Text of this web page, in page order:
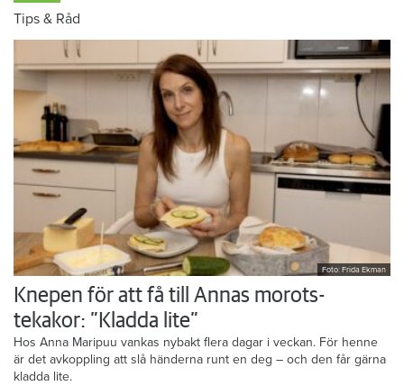
Tips & Råd
Foto: Frida Ekman
Knepen för att få till Annas morots-
tekakor: ”Kladda lite”
Hos Anna Maripuu vankas nybakt flera dagar i veckan. För henne
är det avkoppling att slå händerna runt en deg – och den får gärna
kladda lite.